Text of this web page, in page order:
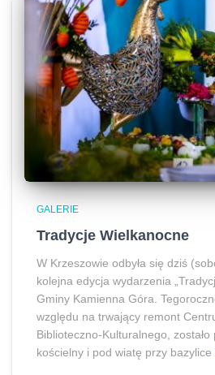
GALERIE
Tradycje Wielkanocne
W Krzeszowie odbyła się dziś
kolejna edycja wydarzenia
Gminy Kamienna Góra.
względu na trwający remont
Biblioteczno‑Kulturalnego,
kościelny i pod wiatę przy bazylice